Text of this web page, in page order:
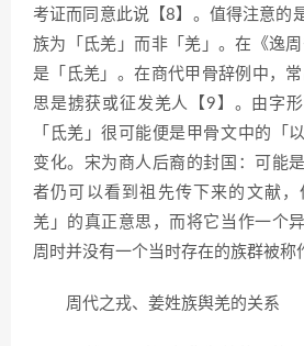
考证而同意此说【8】。值得注意的
族为「氐羌」而非「羌」。在《逸
是「氐羌」。在商代甲骨辞例中，
思是掳获或征发羌人【9】。由字
「氐羌」很可能便是甲骨文中的「
变化。宋为商人后裔的封国：可能
者仍可以看到祖先传下来的文献
羌」的真正意思，而将它当作一个
周时并没有一个当时存在的族群被称
周代之戎、姜姓族舆羌的关系